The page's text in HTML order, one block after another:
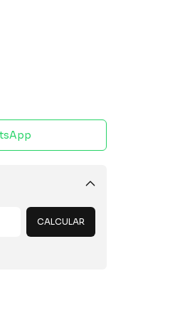
Alterar CEP
CALCULAR